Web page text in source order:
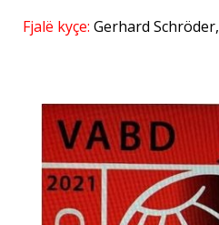
Fjalë kyçe: Gerhard Schröder,